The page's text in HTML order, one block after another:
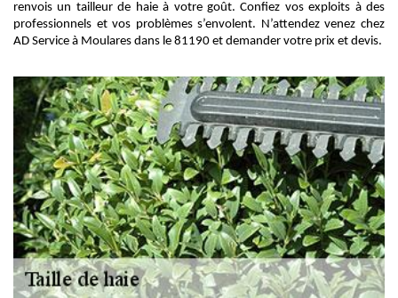
renvois un tailleur de haie à votre goût. Confiez vos exploits à des
professionnels et vos problèmes s’envolent. N’attendez venez chez
AD Service à Moulares dans le 81190 et demander votre prix et devis.